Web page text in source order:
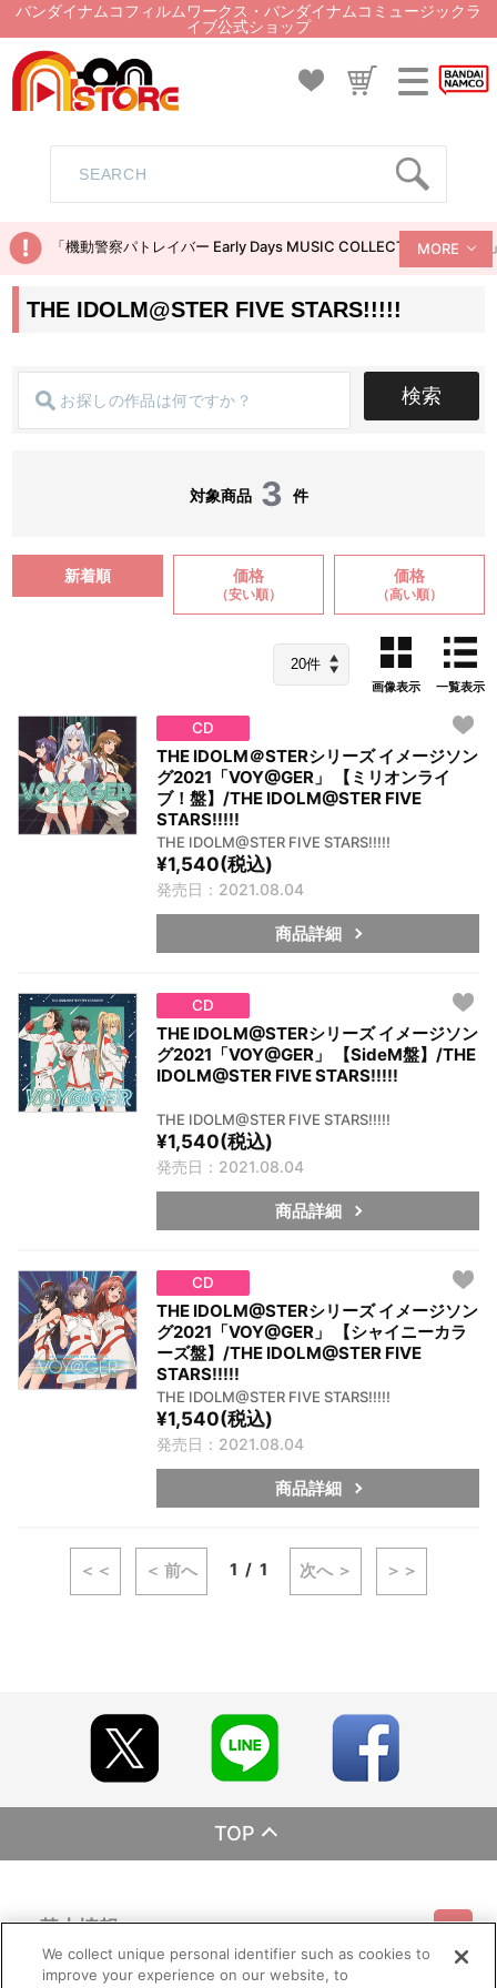
バンダイナムコフィルムワークス・バンダイナムコミュージックラ
イブ公式ショップ
「機動警察パトレイバー Early Days MUSIC COLLECTION CD
MORE
THE IDOLM@STER FIVE STARS!!!!!
検索
対象商品 3 件
新着順 価格
（安い順）
価格
（高い順）
画像表示 一覧表示
CD
THE IDOLM＠STERシリーズ イメージソン
グ2021「VOY@GER」 【ミリオンライ
ブ！盤】/THE IDOLM@STER FIVE
STARS!!!!!
THE IDOLM@STER FIVE STARS!!!!!
¥1,540(税込)
発売日：2021.08.04
商品詳細
CD
THE IDOLM@STERシリーズ イメージソン
グ2021「VOY@GER」 【SideM盤】/THE
IDOLM@STER FIVE STARS!!!!!
THE IDOLM@STER FIVE STARS!!!!!
¥1,540(税込)
発売日：2021.08.04
商品詳細
CD
THE IDOLM@STERシリーズ イメージソン
グ2021「VOY@GER」 【シャイニーカラ
ーズ盤】/THE IDOLM@STER FIVE
STARS!!!!!
THE IDOLM@STER FIVE STARS!!!!!
¥1,540(税込)
発売日：2021.08.04
商品詳細
＜＜ ＜ 前へ 1 1 次へ ＞ ＞＞
TOP
基本情報
We collect unique personal identifier such as cookies to
improve your experience on our website, to